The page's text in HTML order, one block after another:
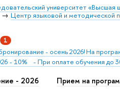
университет «Высшая
Центр языковой и методической
1
- осень 2026! На
- 10% - При оплате обучения до
- 2026 Прием на